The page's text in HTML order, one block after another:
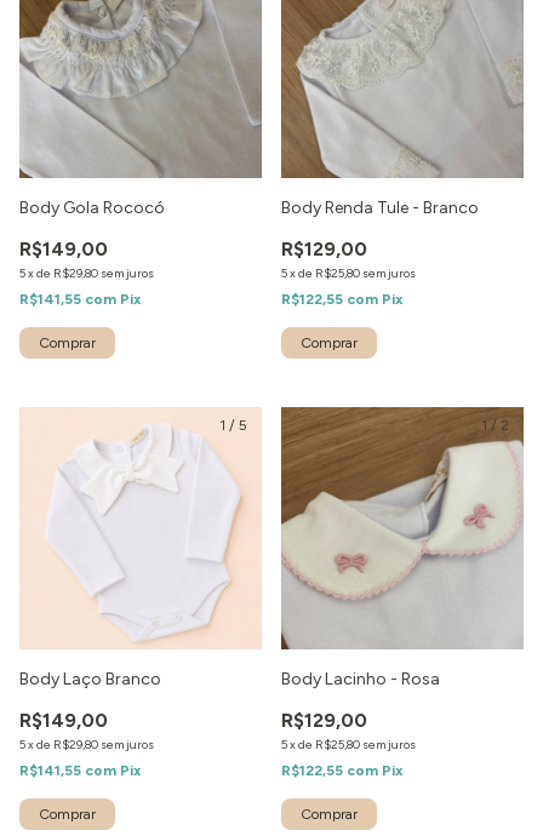
Body Gola Rococó
R$149,00
5xde R$29,80 sem juros
R$141,55 com Pix
Body Renda Tule - Branco
R$129,00
5xde R$25,80 sem juros
R$122,55 com Pix
1 / 5
Body Laço Branco
R$149,00
5xde R$29,80 sem juros
R$141,55 com Pix
1 / 2
Body Lacinho - Rosa
R$129,00
5xde R$25,80 sem juros
R$122,55 com Pix